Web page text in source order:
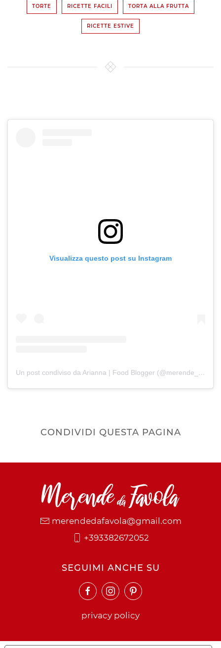
TORTE RICETTE FACILI TORTA ALLA FRUTTA
RICETTE ESTIVE
Visualizza questo post su Instagram
Un post condiviso da Arianna | Food Blogger (@merende_da_favola)
CONDIVIDI QUESTA PAGINA
merendedafavola@gmail.com
+393382672052
SEGUIMI ANCHE SU
privacy policy